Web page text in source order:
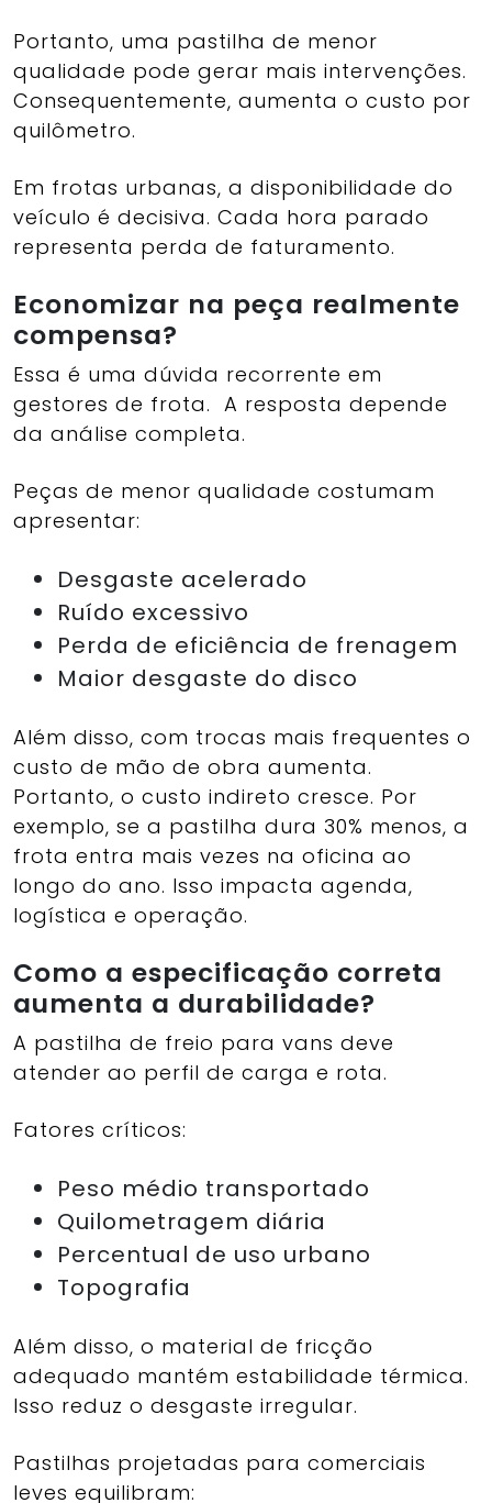
Portanto, uma pastilha de menor
qualidade pode gerar mais intervenções.
Consequentemente, aumenta o custo por
quilômetro.
Em frotas urbanas, a disponibilidade do
veículo é decisiva. Cada hora parado
representa perda de faturamento.
Economizar na peça realmente
compensa?
Essa é uma dúvida recorrente em
gestores de frota. A resposta depende
da análise completa.
Peças de menor qualidade costumam
apresentar:
Desgaste acelerado
Ruído excessivo
Perda de eficiência de frenagem
Maior desgaste do disco
Além disso, com trocas mais frequentes o
custo de mão de obra aumenta.
Portanto, o custo indireto cresce. Por
exemplo, se a pastilha dura 30% menos, a
frota entra mais vezes na oficina ao
longo do ano. Isso impacta agenda,
logística e operação.
Como a especificação correta
aumenta a durabilidade?
A pastilha de freio para vans deve
atender ao perfil de carga e rota.
Fatores críticos:
Peso médio transportado
Quilometragem diária
Percentual de uso urbano
Topografia
Além disso, o material de fricção
adequado mantém estabilidade térmica.
Isso reduz o desgaste irregular.
Pastilhas projetadas para comerciais
leves equilibram: